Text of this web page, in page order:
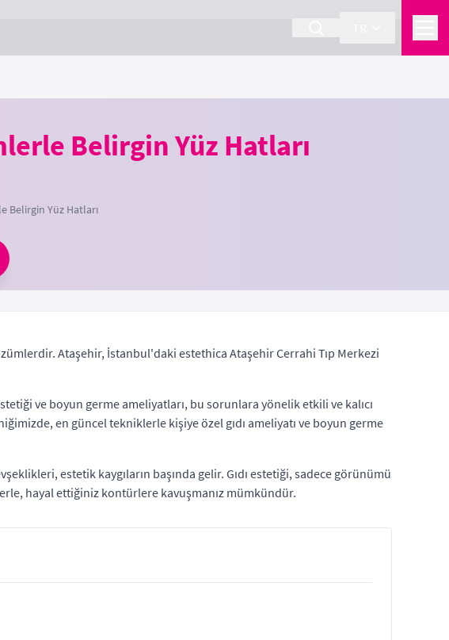
Belirgin Yüz Hatları
Belirgin Yüz Hatları
Ataşehir, İstanbul'daki estethica Ataşehir Cerrahi Tıp Merkezi
ve boyun germe ameliyatları, bu sorunlara yönelik etkili ve kalıcı
en güncel tekniklerle kişiye özel gıdı ameliyatı ve boyun germe
estetik kaygıların başında gelir. Gıdı estetiği, sadece görünümü
hayal ettiğiniz kontürlere kavuşmanız mümkündür.